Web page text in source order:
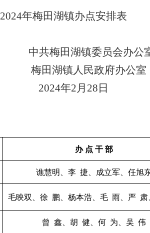
2024年梅田湖镇办点安排表
中共梅田湖镇委员会办公
梅田湖镇人民政府办公室
2024年2月 28 日
办 点 干 部
谯慧明、李 捷、成立军、任旭
毛映双、徐 鹏、杨本浩、毛 雨、严 肃
曾 鑫、胡 健、何 为、吴 伟